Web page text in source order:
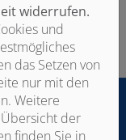
, um die für dieses
widerrufen.
und
das Setzen von
nur mit den
Weitere
der
finden Sie in